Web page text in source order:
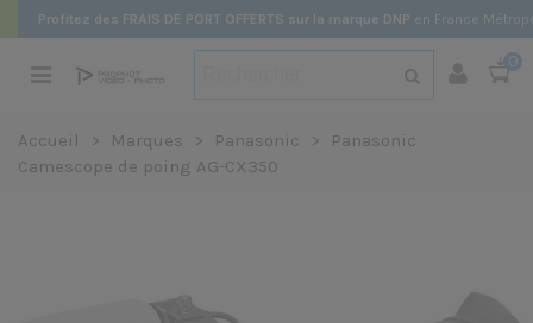
Profitez des FRAIS DE PORT OFFERTS sur la marque DNP en France
0
Accueil > Marques > Panasonic >
Panasonic
Camescope de poing AG-CX350